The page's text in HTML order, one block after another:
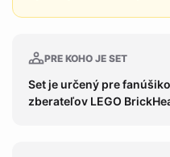
PRE KOHO JE SET
Set je určený pre
zberateľov LEGO